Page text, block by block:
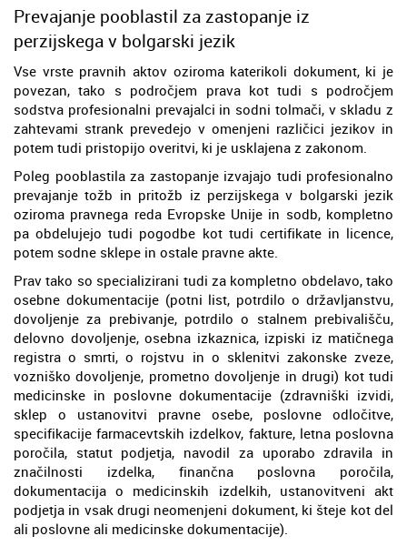
Prevajanje pooblastil za zastopanje iz
perzijskega v bolgarski jezik
Vse vrste pravnih aktov oziroma katerikoli dokument, ki je
povezan, tako s področjem prava kot tudi s področjem
sodstva profesionalni prevajalci in sodni tolmači, v skladu z
zahtevami strank prevedejo v omenjeni različici jezikov in
potem tudi pristopijo overitvi, ki je usklajena z zakonom.
Poleg pooblastila za zastopanje izvajajo tudi profesionalno
prevajanje tožb in pritožb iz perzijskega v bolgarski jezik
oziroma pravnega reda Evropske Unije in sodb, kompletno
pa obdelujejo tudi pogodbe kot tudi certifikate in licence,
potem sodne sklepe in ostale pravne akte.
Prav tako so specializirani tudi za kompletno obdelavo, tako
osebne dokumentacije (potni list, potrdilo o državljanstvu,
dovoljenje za prebivanje, potrdilo o stalnem prebivališču,
delovno dovoljenje, osebna izkaznica, izpiski iz matičnega
registra o smrti, o rojstvu in o sklenitvi zakonske zveze,
vozniško dovoljenje, prometno dovoljenje in drugi) kot tudi
medicinske in poslovne dokumentacije (zdravniški izvidi,
sklep o ustanovitvi pravne osebe, poslovne odločitve,
specifikacije farmacevtskih izdelkov, fakture, letna poslovna
poročila, statut podjetja, navodil za uporabo zdravila in
značilnosti izdelka, finančna poslovna poročila,
dokumentacija o medicinskih izdelkih, ustanovitveni akt
podjetja in vsak drugi neomenjeni dokument, ki šteje kot del
ali poslovne ali medicinske dokumentacije).